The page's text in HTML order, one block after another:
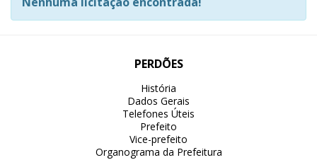
PERDÕES
História
Dados Gerais
Telefones Úteis
Prefeito
Vice-prefeito
Organograma da Prefeitura